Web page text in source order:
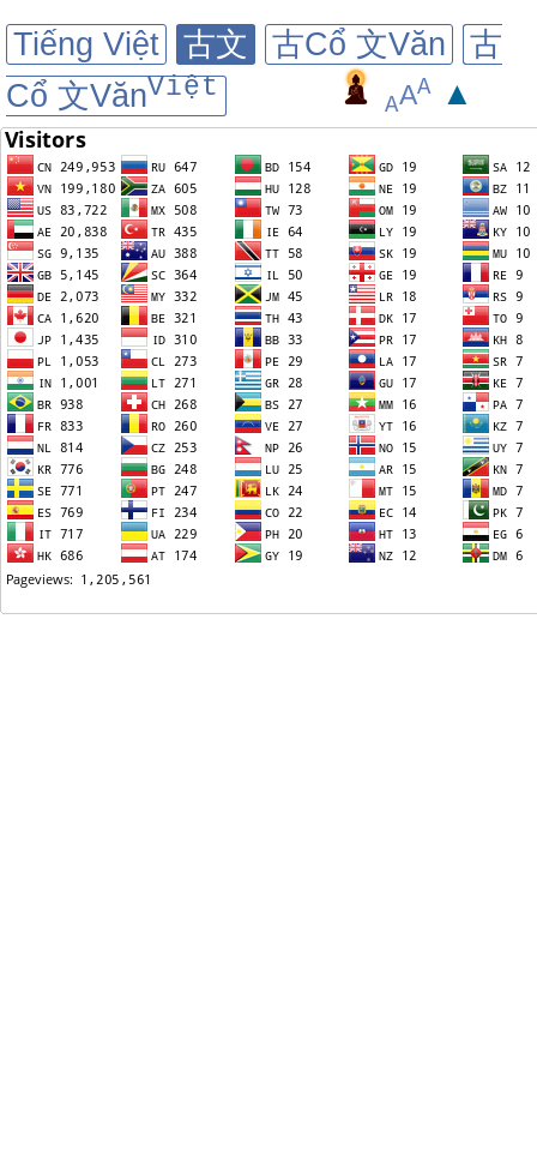
Tiếng Việt 古文 古Cổ 文Văn
古
Cổ 文VănViệt
AAA ▲